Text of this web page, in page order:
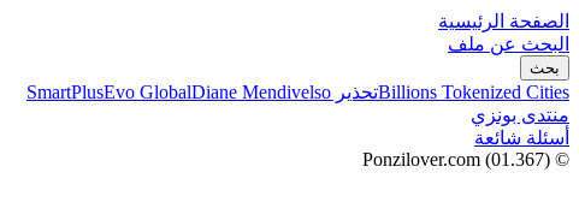
الصفحة الرئيسية
البحث عن ملف
بحث
Billions Tokenized Citiesتحذير SmartPlus Evo GlobalDiane Mendivelso
منتدى بونزي
أسئلة شائعة
© Ponzilover.com
(01.367)